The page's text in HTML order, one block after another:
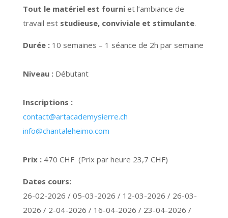
Tout le matériel est fourniet l’ambiance de
travail est studieuse, conviviale et stimulante.
Durée :10 semaines – 1 séance de 2h par semaine
Niveau :Débutant
Inscriptions :
contact@artacademysierre.ch
info@chantaleheimo.com
Prix :470 CHF (Prix par heure 23,7 CHF)
Dates cours:
26-02-2026 / 05-03-2026 / 12-03-2026 / 26-03-
2026 / 2-04-2026 / 16-04-2026 / 23-04-2026 /